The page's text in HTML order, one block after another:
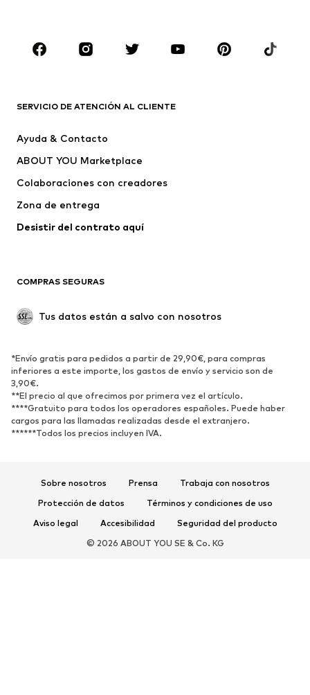
Zapatos
Deporte
Vestidos
Camisetas y tops
Chaquetas
Jerséis y punto
Ropa interior
Abrigos
Tallas grandes
Reciclado
ZAPATOS
Nuevo
Zapatillas de deporte
Botines
Zapatos de tacón y plataforma Botas
Zapatillas de casa
Exclusivo
SERVICIO DE ATENCIÓN AL CLIENTE
Ayuda & Contacto
ABOUT YOU Marketplace
Colaboraciones con creadores
Zona de entrega
Desistir del contrato aquí
COMPRAS SEGURAS
Tus datos están a salvo con nosotros
*Envío gratis para pedidos a partir de 29,90€, para compras
inferiores a este importe, los gastos de envío y servicio son de
3,90€.
**El precio al que ofrecimos por primera vez el artículo.
****Gratuito para todos los operadores españoles. Puede haber
cargos para las llamadas realizadas desde el extranjero.
******Todos los precios incluyen IVA.
Sobre nosotros Prensa
Trabaja con nosotros
Protección de datos
Términos y condiciones de uso
Aviso legal
Accesibilidad
Seguridad del producto
© 2026 ABOUT YOU SE & Co. KG